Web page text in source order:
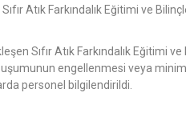
Atık Farkındalık Eğitimi ve
Sıfır Atık Farkındalık Eğitimi
engellenmesi veya
personel bilgilendirildi.